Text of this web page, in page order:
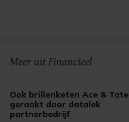
Meer uit Financieel
Ook brillenketen Ace & Tate
geraakt door datalek
partnerbedrijf